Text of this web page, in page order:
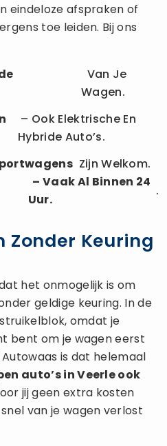
eindeloze afspraken of
toe leiden. Bij ons
Van Je
Wagen.
– Ook Elektrische En
Hybride Auto’s.
Zijn Welkom.
– Vaak Al Binnen 24
Uur.
.
Zonder Keuring
het onmogelijk is om
geldige keuring. In de
omdat je
bent om je wagen eerst
is dat helemaal
auto’s in Veerle ook
jij geen extra kosten
van je wagen verlost